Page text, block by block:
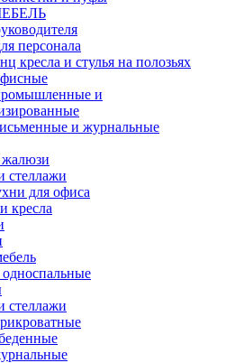
персонала
кресла и стулья на полозьях
и
и журнальные
для офиса
кресла